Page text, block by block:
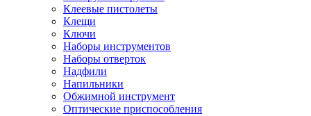
Клеевые пистолеты
Клещи
Ключи
Наборы инструментов
Наборы отверток
Надфили
Напильники
Обжимной инструмент
Оптические приспособления